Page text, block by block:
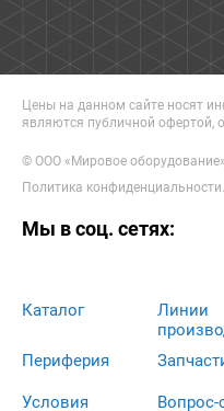
Цены на данном сайте носят
являются публичной офертой,
© ООО «Мировое
Политика конфиденциальности
Мы в соц. сетях:
Каталог
Периферия
Линии
Условия Вопрос-